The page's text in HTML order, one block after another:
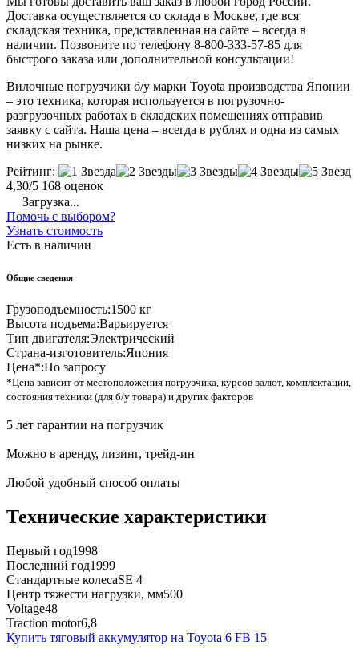
Доставка осуществляется со склада в Москве, где вся
складская техника, представленная на сайте – всегда в
наличии. Позвоните по телефону 8-800-333-57-85 для
быстрого заказа или дополнительной консультации!
Вилочные погрузчики б/у марки Toyota производства Японии
– это техника, которая используется в погрузочно-
разгрузочных работах в складских помещениях отправив
заявку с сайта. Наша цена – всегда в рублях и одна из самых
низких на рынке.
Рейтинг:
4,30/5 168 оценок
Загрузка...
Помочь с выбором?
Узнать стоимость
Есть в наличии
Общие сведения
Грузоподъемность:1500 кг
Высота подъема:Варьируется
Тип двигателя:Электрический
Страна-изготовитель:Япония
Цена*:По запросу
*Цена зависит от местоположения погрузчика, курсов валют, комплектации,
состояния техники (для б/у товара) и других факторов
5 лет гарантии на погрузчик
Можно в аренду, лизинг, трейд-ин
Любой удобный способ оплаты
Технические характеристики
Первый год1998
Последний год1999
Стандартные колесаSE 4
Центр тяжести нагрузки, мм500
Voltage48
Traction motor6,8
Купить тяговый аккумулятор на Toyota 6 FB 15